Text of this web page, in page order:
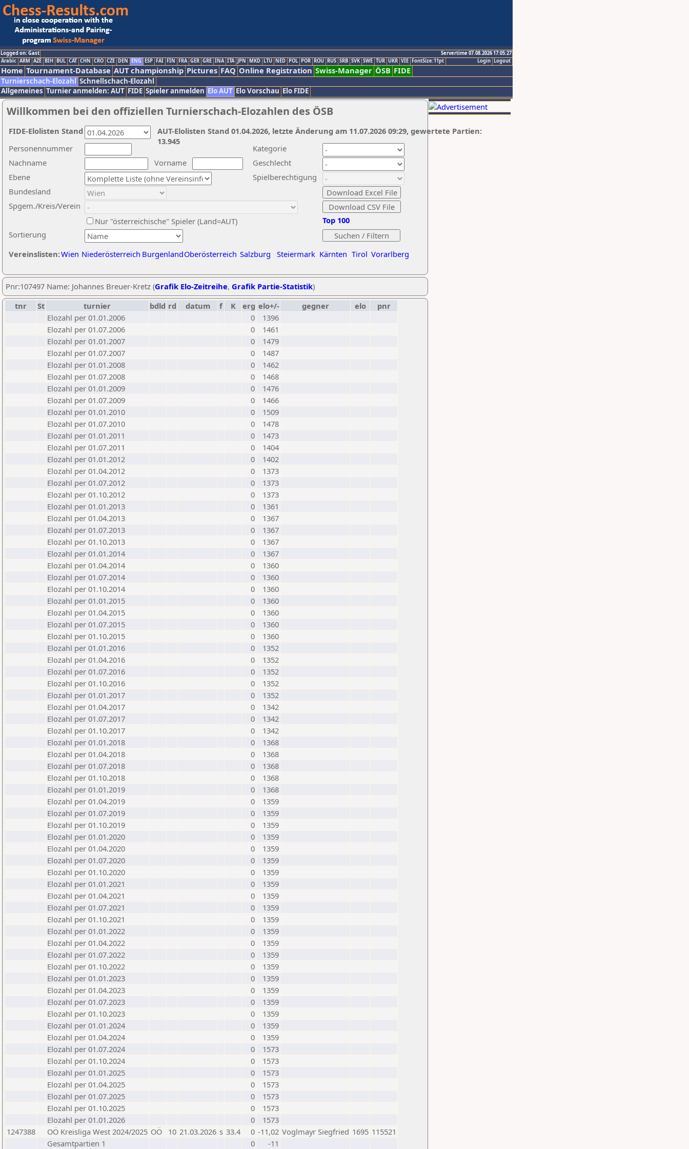
Logged on: Gast
Servertime 07.08.2026 17:05:27
Logout
Login
Arabic ARM AZE BIH BUL CAT CHN CRO CZE DEN ENG ESP FAI FIN FRA GER GRE INA ITA JPN MKD LTU NED POL POR ROU RUS SRB SVK SWE TUR UKR VIE FontSize:11pt
Home Tournament-Database AUT championship Pictures FAQ Online Registration Swiss-Manager ÖSB FIDE
Turnierschach-Elozahl Schnellschach-Elozahl
Allgemeines Turnier anmelden: AUT FIDE Spieler anmelden Elo AUT Elo Vorschau Elo FIDE
Willkommen bei den offiziellen Turnierschach-Elozahlen des ÖSB
Nachname
Vorname
Ebene
Kategorie
Sortierung
Personennummer
Bundesland
Spgem./Kreis/Verein
Geschlecht
Nur "österreichische" Spieler (Land=AUT)
Spielberechtigung
Vereinslisten:Wien Niederösterreich BurgenlandOberösterreich Salzburg Steiermark Kärnten Tirol Vorarlberg
Top 100
AUT-Elolisten Stand 01.04.2026, letzte Änderung am 11.07.2026 09:29, gewertete Partien:
13.945
FIDE-Elolisten Stand
Pnr:107497 Name: Johannes Breuer-Kretz (Grafik Elo-Zeitreihe, Grafik Partie-Statistik)
tnr
St turnier bdld rd datum f K erg elo+/- gegner elo
pnr
Elozahl per 01.01.2006
0
1396
Elozahl per 01.07.2006
0
1461
Elozahl per 01.01.2007
0
1479
Elozahl per 01.07.2007
0
1487
Elozahl per 01.01.2008
0
1462
Elozahl per 01.07.2008
0
1468
Elozahl per 01.01.2009
0
1476
Elozahl per 01.07.2009
0
1466
Elozahl per 01.01.2010
0
1509
Elozahl per 01.07.2010
0
1478
Elozahl per 01.01.2011
0
1473
Elozahl per 01.07.2011
0
1404
Elozahl per 01.01.2012
0
1402
Elozahl per 01.04.2012
0
1373
Elozahl per 01.07.2012
0
1373
Elozahl per 01.10.2012
0
1373
Elozahl per 01.01.2013
0
1361
Elozahl per 01.04.2013
0
1367
Elozahl per 01.07.2013
0
1367
Elozahl per 01.10.2013
0
1367
Elozahl per 01.01.2014
0
1367
Elozahl per 01.04.2014
0
1360
Elozahl per 01.07.2014
0
1360
Elozahl per 01.10.2014
0
1360
Elozahl per 01.01.2015
0
1360
Elozahl per 01.04.2015
0
1360
Elozahl per 01.07.2015
0
1360
Elozahl per 01.10.2015
0
1360
Elozahl per 01.01.2016
0
1352
Elozahl per 01.04.2016
0
1352
Elozahl per 01.07.2016
0
1352
Elozahl per 01.10.2016
0
1352
Elozahl per 01.01.2017
0
1352
Elozahl per 01.04.2017
0
1342
Elozahl per 01.07.2017
0
1342
Elozahl per 01.10.2017
0
1342
Elozahl per 01.01.2018
0
1368
Elozahl per 01.04.2018
0
1368
Elozahl per 01.07.2018
0
1368
Elozahl per 01.10.2018
0
1368
Elozahl per 01.01.2019
0
1368
Elozahl per 01.04.2019
0
1359
Elozahl per 01.07.2019
0
1359
Elozahl per 01.10.2019
0
1359
Elozahl per 01.01.2020
0
1359
Elozahl per 01.04.2020
0
1359
Elozahl per 01.07.2020
0
1359
Elozahl per 01.10.2020
0
1359
Elozahl per 01.01.2021
0
1359
Elozahl per 01.04.2021
0
1359
Elozahl per 01.07.2021
0
1359
Elozahl per 01.10.2021
0
1359
Elozahl per 01.01.2022
0
1359
Elozahl per 01.04.2022
0
1359
Elozahl per 01.07.2022
0
1359
Elozahl per 01.10.2022
0
1359
Elozahl per 01.01.2023
0
1359
Elozahl per 01.04.2023
0
1359
Elozahl per 01.07.2023
0
1359
Elozahl per 01.10.2023
0
1359
Elozahl per 01.01.2024
0
1359
Elozahl per 01.04.2024
0
1359
Elozahl per 01.07.2024
0
1573
Elozahl per 01.10.2024
0
1573
Elozahl per 01.01.2025
0
1573
Elozahl per 01.04.2025
0
1573
Elozahl per 01.07.2025
0
1573
Elozahl per 01.10.2025
0
1573
Elozahl per 01.01.2026
0
1573
1247388
OÖ Kreisliga West 2024/2025 OÖ 10 21.03.2026 s 33.4 0 -11,02 Voglmayr Siegfried 1695 115521
Gesamtpartien 1
0 -11